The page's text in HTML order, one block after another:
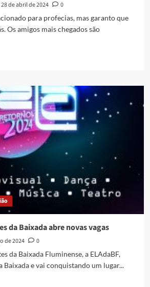
28 de abril de 2024
0
para profecias, mas garanto que
Os amigos mais chegados são
da Baixada abre novas vagas
de 2024
0
da Baixada Fluminense, a ELAdaBF,
Baixada e vai conquistando um lugar...